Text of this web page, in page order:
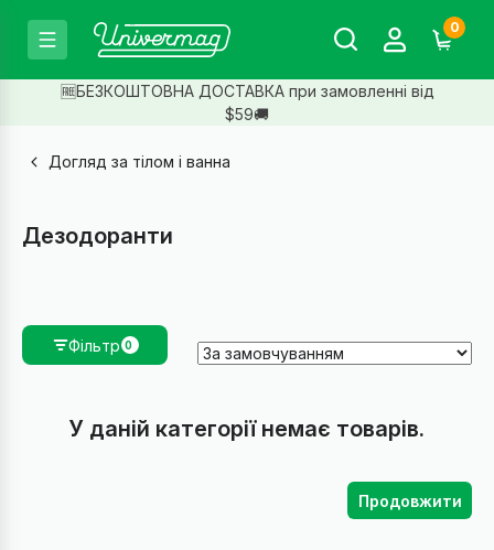
0
🆓БЕЗКОШТОВНА ДОСТАВКА при замовленні від
$59🚚
Догляд за тілом і ванна
Дезодоранти
Фільтр 0
У даній категорії немає товарів.
Продовжити